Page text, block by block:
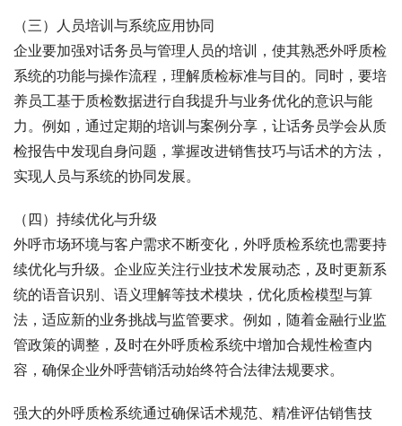
（三）人员培训与系统应用协同
企业要加强对话务员与管理人员的培训，使其熟悉外呼质检
系统的功能与操作流程，理解质检标准与目的。同时，要培
养员工基于质检数据进行自我提升与业务优化的意识与能
力。例如，通过定期的培训与案例分享，让话务员学会从质
检报告中发现自身问题，掌握改进销售技巧与话术的方法，
实现人员与系统的协同发展。
（四）持续优化与升级
外呼市场环境与客户需求不断变化，外呼质检系统也需要持
续优化与升级。企业应关注行业技术发展动态，及时更新系
统的语音识别、语义理解等技术模块，优化质检模型与算
法，适应新的业务挑战与监管要求。例如，随着金融行业监
管政策的调整，及时在外呼质检系统中增加合规性检查内
容，确保企业外呼营销活动始终符合法律法规要求。
强大的外呼质检系统通过确保话术规范、精准评估销售技